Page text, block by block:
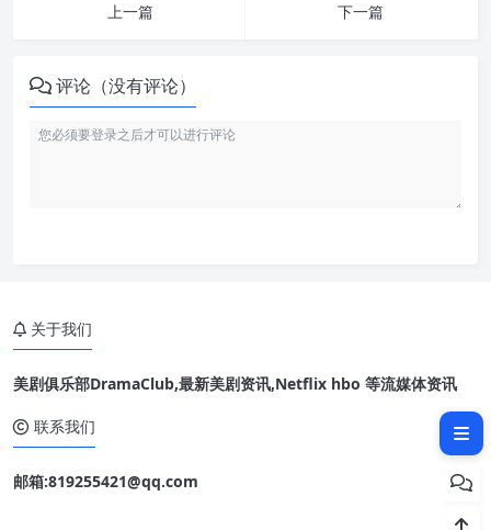
上一篇
下一篇
评论（没有评论）
关于我们
美剧俱乐部DramaClub,最新美剧资讯,Netflix hbo 等流媒体资讯
联系我们
邮箱:819255421@qq.com